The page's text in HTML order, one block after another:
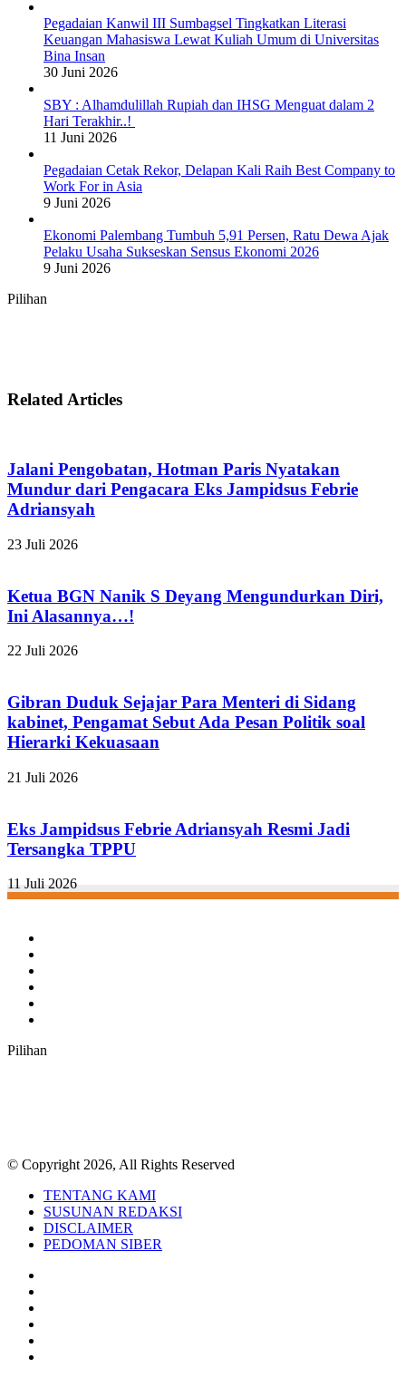
Pegadaian Kanwil III Sumbagsel Tingkatkan Literasi
Keuangan Mahasiswa Lewat Kuliah Umum di Universitas
Bina Insan
30 Juni 2026
SBY : Alhamdulillah Rupiah dan IHSG Menguat dalam 2
Hari Terakhir..!
11 Juni 2026
Pegadaian Cetak Rekor, Delapan Kali Raih Best Company to
Work For in Asia
9 Juni 2026
Ekonomi Palembang Tumbuh 5,91 Persen, Ratu Dewa Ajak
Pelaku Usaha Sukseskan Sensus Ekonomi 2026
9 Juni 2026
Pilihan
Related Articles
Jalani Pengobatan, Hotman Paris Nyatakan
Mundur dari Pengacara Eks Jampidsus Febrie
Adriansyah
23 Juli 2026
Ketua BGN Nanik S Deyang Mengundurkan Diri,
Ini Alasannya…!
22 Juli 2026
Gibran Duduk Sejajar Para Menteri di Sidang
kabinet, Pengamat Sebut Ada Pesan Politik soal
Hierarki Kekuasaan
21 Juli 2026
Eks Jampidsus Febrie Adriansyah Resmi Jadi
Tersangka TPPU
11 Juli 2026
Pilihan
© Copyright 2026, All Rights Reserved
TENTANG KAMI
SUSUNAN REDAKSI
DISCLAIMER
PEDOMAN SIBER